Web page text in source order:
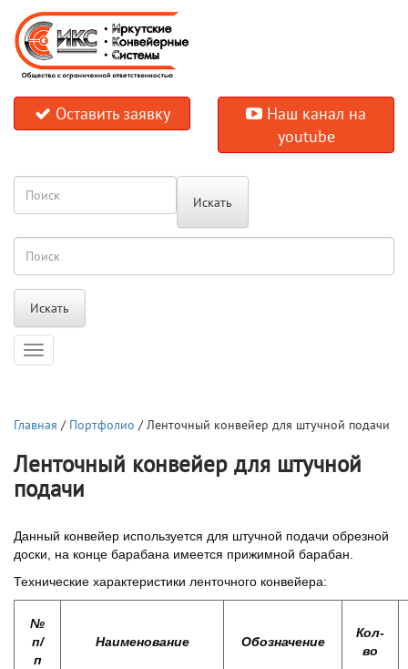
Оставить заявку
Наш канал на
youtube
Искать
Искать
Навигация
Главная / Портфолио / Ленточный конвейер для штучной подачи
Ленточный конвейер для штучной
подачи
Данный конвейер используется для штучной подачи обрезной
доски, на конце барабана имеется прижимной барабан.
Технические характеристики ленточного конвейера:
№
п/
п
Наименование Обозначение
Кол-
во